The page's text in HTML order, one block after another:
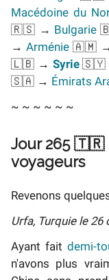
Macédoine du
🇷🇸 → Bulgarie
→Arménie 🇦🇲
🇱🇧 → Syrie🇸🇾
🇸🇦 → Émirats
~ ~ ~ ~ ~ ~
Jour 265 🇹🇷
voyageurs
Revenons
Urfa, Turquie le 26
Ayant faitdemi-
n'avons plus